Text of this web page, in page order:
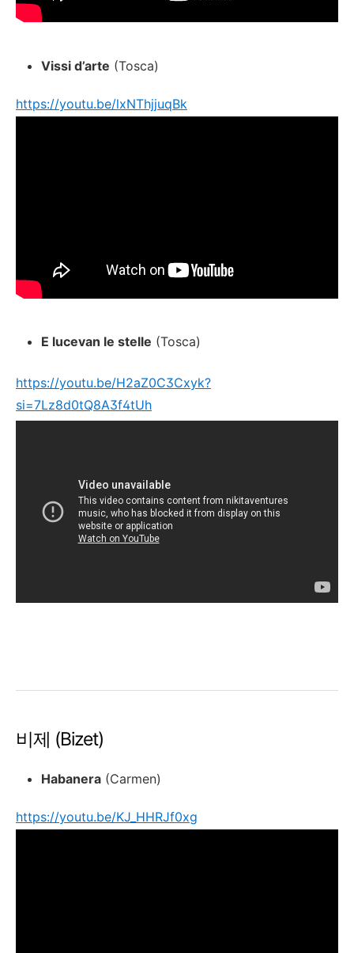
Vissi d’arte (Tosca)
https://youtu.be/lxNThjjuqBk
E lucevan le stelle (Tosca)
https://youtu.be/H2aZ0C3Cxyk?
si=7Lz8d0tQ8A3f4tUh
비제 (Bizet)
Habanera (Carmen)
https://youtu.be/KJ_HHRJf0xg